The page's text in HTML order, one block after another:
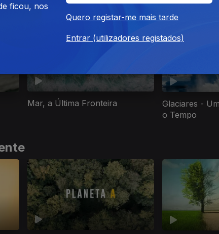
de Ecologia e Ambiente
Mar, a Última Fronteira
Glaciares -
o Tempo
ficou, nos
Quero registar-me mais tarde
Entrar (utilizadores registados)